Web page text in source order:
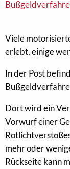
Viele
erlebt, einige
In der Post
Dort wird ein
Vorwurf einer
mehr oder
Rückseite kann